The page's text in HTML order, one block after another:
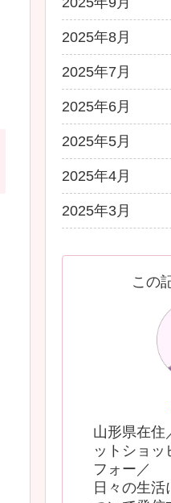
2025年8月
2025年7月
2025年6月
2025年5月
2025年4月
2025年3月
この
山形県在住
ットショッ
フォー／
日々の生活